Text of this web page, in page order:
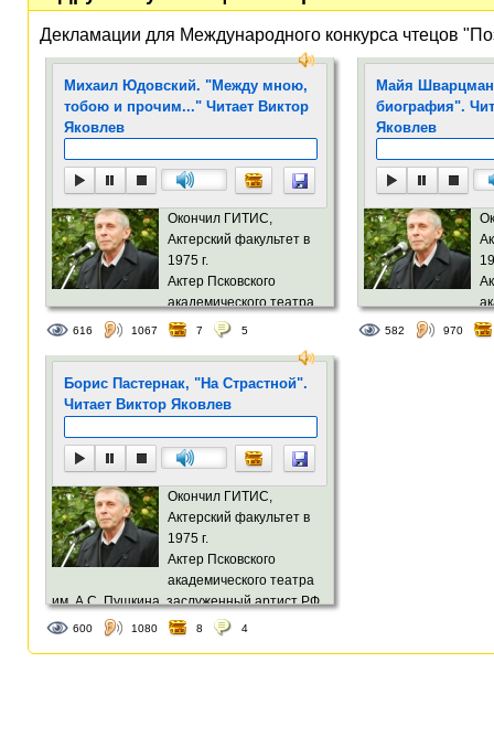
Декламации для Международного конкурса чтецов
Михаил Юдовский. "Между мною,
тобою и прочим..." Читает Виктор
Яковлев
Окончил ГИТИС,
Актерский факультет в
1975 г.
Актер Псковского
академического театра
им. А.С. Пушкина, заслуженный артист РФ.
616 1067 7 5
Майя
биография".
Яковлев
им. А.С. Пушкина,
582 970
Борис Пастернак, "На Страстной".
Читает Виктор Яковлев
Окончил ГИТИС,
Актерский факультет в
1975 г.
Актер Псковского
академического театра
им. А.С. Пушкина, заслуженный артист РФ.
600 1080 8 4